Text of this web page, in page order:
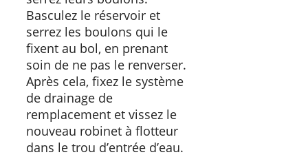
Basculez le réservoir et
serrez les boulons qui le
fixent au bol, en prenant
soin de ne pas le renverser.
Après cela, fixez le système
de drainage de
remplacement et vissez le
nouveau robinet à flotteur
dans le trou d’entrée d’eau.